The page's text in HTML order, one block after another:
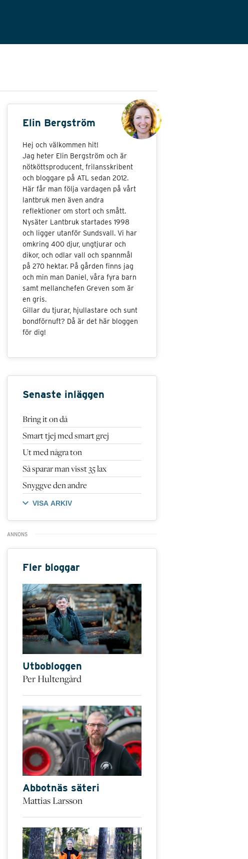
Elin Bergström
Hej och välkommen hit!
Jag heter Elin Bergström och är
nötköttsproducent, frilansskribent
och bloggare på ATL sedan 2012.
Här får man följa vardagen på vårt
lantbruk men även andra
reflektioner om stort och smått.
Nysäter Lantbruk startades 1998
och ligger utanför Sundsvall. Vi har
omkring 400 djur, ungtjurar och
dikor, och odlar vall och spannmål
på 270 hektar. På gården finns jag
och min man Daniel, våra fyra barn
samt mellanchefen Greven som är
en gris.
Gillar du tjurar, hjullastare och sunt
bondförnuft? Då är det här bloggen
för dig!
Senaste inläggen
Bring it on då
Smart tjej med smart grej
Ut med några ton
Så sparar man visst 35 lax
Snyggve den andre
VISA ARKIV
Fler bloggar
Utbobloggen
Per Hultengård
Abbotnäs säteri
Mattias Larsson